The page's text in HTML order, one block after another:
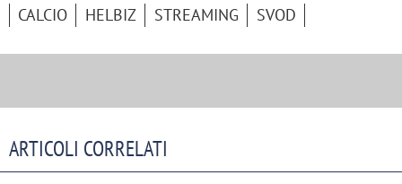
CALCIO HELBIZ STREAMING SVOD
ARTICOLI CORRELATI